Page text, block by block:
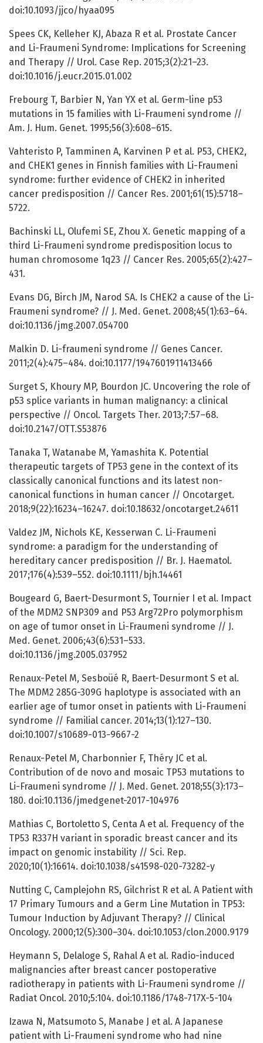
doi:10.1093/jjco/hyaa095
Spees CK, Kelleher KJ, Abaza R et al. Prostate Cancer
and Li-Fraumeni Syndrome: Implications for Screening
and Therapy // Urol. Case Rep. 2015;3(2):21–23.
doi:10.1016/j.eucr.2015.01.002
Frebourg T, Barbier N, Yan YX et al. Germ-line p53
mutations in 15 families with Li-Fraumeni syndrome //
Am. J. Hum. Genet. 1995;56(3):608–615.
Vahteristo P, Tamminen A, Karvinen P et al. P53, CHEK2,
and CHEK1 genes in Finnish families with Li-Fraumeni
syndrome: further evidence of CHEK2 in inherited
cancer predisposition // Cancer Res. 2001;61(15):5718–
5722.
Bachinski LL, Olufemi SE, Zhou X. Genetic mapping of a
third Li-Fraumeni syndrome predisposition locus to
human chromosome 1q23 // Cancer Res. 2005;65(2):427–
431.
Evans DG, Birch JM, Narod SA. Is CHEK2 a cause of the Li-
Fraumeni syndrome? // J. Med. Genet. 2008;45(1):63–64.
doi:10.1136/jmg.2007.054700
Malkin D. Li-fraumeni syndrome // Genes Cancer.
2011;2(4):475–484. doi:10.1177/1947601911413466
Surget S, Khoury MP, Bourdon JC. Uncovering the role of
p53 splice variants in human malignancy: a clinical
perspective // Oncol. Targets Ther. 2013;7:57–68.
doi:10.2147/OTT.S53876
Tanaka T, Watanabe M, Yamashita K. Potential
therapeutic targets of TP53 gene in the context of its
classically canonical functions and its latest non-
canonical functions in human cancer // Oncotarget.
2018;9(22):16234–16247. doi:10.18632/oncotarget.24611
Valdez JM, Nichols KE, Kesserwan C. Li-Fraumeni
syndrome: a paradigm for the understanding of
hereditary cancer predisposition // Br. J. Haematol.
2017;176(4):539–552. doi:10.1111/bjh.14461
Bougeard G, Baert-Desurmont S, Tournier I et al. Impact
of the MDM2 SNP309 and P53 Arg72Pro polymorphism
on age of tumor onset in Li-Fraumeni syndrome // J.
Med. Genet. 2006;43(6):531–533.
doi:10.1136/jmg.2005.037952
Renaux-Petel M, Sesboüé R, Baert-Desurmont S et al.
The MDM2 285G-309G haplotype is associated with an
earlier age of tumor onset in patients with Li-Fraumeni
syndrome // Familial cancer. 2014;13(1):127–130.
doi:10.1007/s10689-013-9667-2
Renaux-Petel M, Charbonnier F, Théry JC et al.
Contribution of de novo and mosaic TP53 mutations to
Li-Fraumeni syndrome // J. Med. Genet. 2018;55(3):173–
180. doi:10.1136/jmedgenet-2017-104976
Mathias C, Bortoletto S, Centa A et al. Frequency of the
TP53 R337H variant in sporadic breast cancer and its
impact on genomic instability // Sci. Rep.
2020;10(1):16614. doi:10.1038/s41598-020-73282-y
Nutting C, Camplejohn RS, Gilchrist R et al. A Patient with
17 Primary Tumours and a Germ Line Mutation in TP53:
Tumour Induction by Adjuvant Therapy? // Clinical
Oncology. 2000;12(5):300–304. doi:10.1053/clon.2000.9179
Heymann S, Delaloge S, Rahal A et al. Radio-induced
malignancies after breast cancer postoperative
radiotherapy in patients with Li-Fraumeni syndrome //
Radiat Oncol. 2010;5:104. doi:10.1186/1748-717X-5-104
Izawa N, Matsumoto S, Manabe J et al. A Japanese
patient with Li-Fraumeni syndrome who had nine